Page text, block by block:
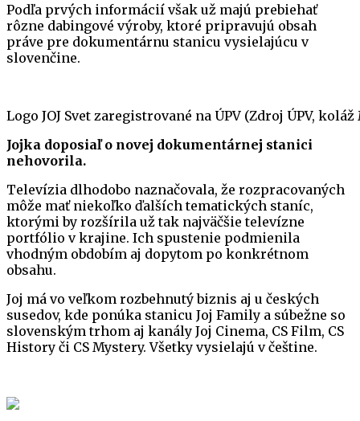
Podľa prvých informácií však už majú prebiehať
rôzne dabingové výroby, ktoré pripravujú obsah
práve pre dokumentárnu stanicu vysielajúcu v
slovenčine.
Logo JOJ Svet zaregistrované na ÚPV (Zdroj ÚPV, koláž
Jojka doposiaľ o novej dokumentárnej stanici
nehovorila.
Televízia dlhodobo naznačovala, že rozpracovaných
môže mať niekoľko ďalších tematických staníc,
ktorými by rozšírila už tak najväčšie televízne
portfólio v krajine. Ich spustenie podmienila
vhodným obdobím aj dopytom po konkrétnom
obsahu.
Joj má vo veľkom rozbehnutý biznis aj u českých
susedov, kde ponúka stanicu Joj Family a súbežne so
slovenským trhom aj kanály Joj Cinema, CS Film, CS
History či CS Mystery. Všetky vysielajú v češtine.